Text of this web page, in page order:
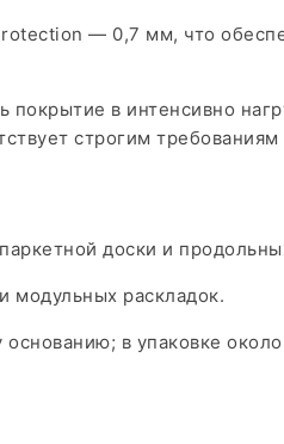
— 0,7 мм, что
покрытие в интенсивно
строгим требованиям
доски и
модульных раскладок.​
в упаковке